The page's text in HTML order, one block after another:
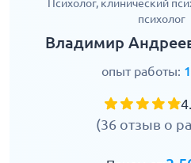
Психолог, клинический
психолог
Владимир
опыт работы:
(36 отзыв о